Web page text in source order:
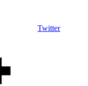
Twitter